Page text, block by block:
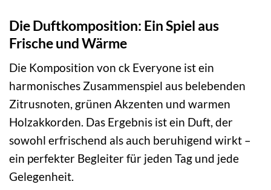
Die Duftkomposition: Ein Spiel aus
Frische und Wärme
Die Komposition von ck Everyone ist ein
harmonisches Zusammenspiel aus belebenden
Zitrusnoten, grünen Akzenten und warmen
Holzakkorden. Das Ergebnis ist ein Duft, der
sowohl erfrischend als auch beruhigend wirkt –
ein perfekter Begleiter für jeden Tag und jede
Gelegenheit.